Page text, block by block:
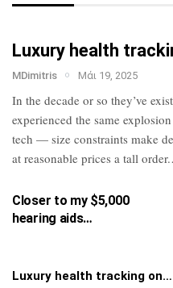
Luxury health
MDimitris Μάι 19, 2025
In the decade or so they’ve
experienced the same
tech — size constraints make
at reasonable prices a tall
Closer to my $5,000
hearing aids…
Luxury health tracking on…